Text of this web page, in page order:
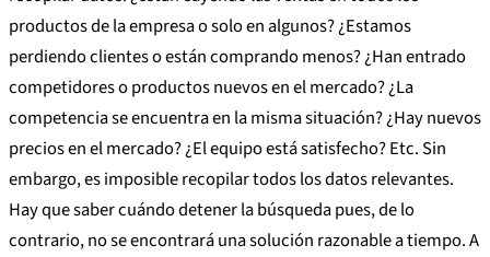
productos de la empresa o solo en algunos? ¿Estamos
perdiendo clientes o están comprando menos? ¿Han entrado
competidores o productos nuevos en el mercado? ¿La
competencia se encuentra en la misma situación? ¿Hay nuevos
precios en el mercado? ¿El equipo está satisfecho? Etc. Sin
embargo, es imposible recopilar todos los datos relevantes.
Hay que saber cuándo detener la búsqueda pues, de lo
contrario, no se encontrará una solución razonable a tiempo. A